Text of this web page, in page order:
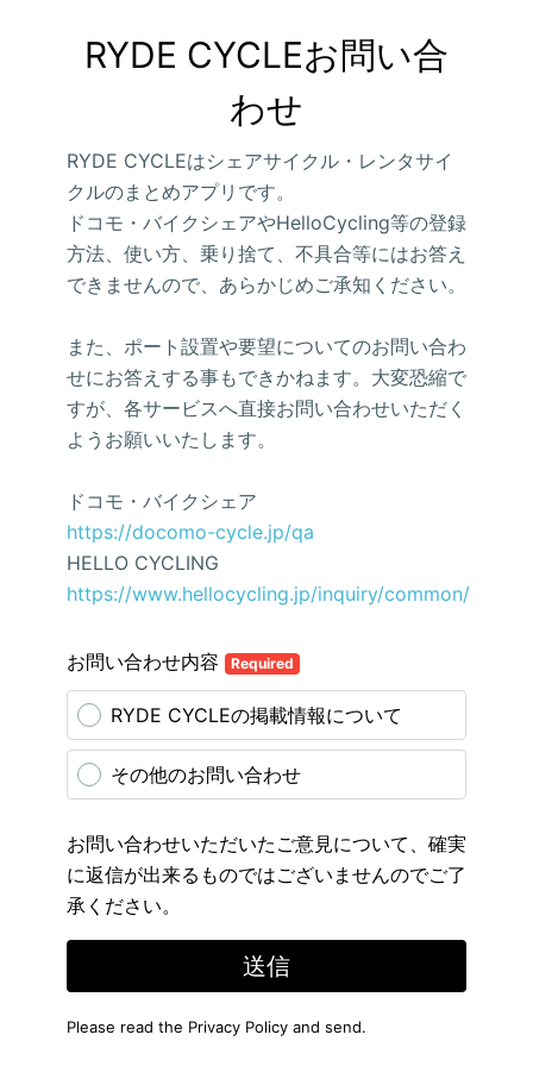
RYDE CYCLEお問い合
わせ
RYDE CYCLEはシェアサイクル・レンタサイ
クルのまとめアプリです。
ドコモ・バイクシェアやHelloCycling等の登録
方法、使い方、乗り捨て、不具合等にはお答え
できませんので、あらかじめご承知ください。
また、ポート設置や要望についてのお問い合わ
せにお答えする事もできかねます。大変恐縮で
すが、各サービスへ直接お問い合わせいただく
ようお願いいたします。
ドコモ・バイクシェア
https://docomo-cycle.jp/qa
HELLO CYCLING
https://www.hellocycling.jp/inquiry/common/
お問い合わせ内容 Required
RYDE CYCLEの掲載情報について
その他のお問い合わせ
お問い合わせいただいたご意見について、確実
に返信が出来るものではございませんのでご了
承ください。
送信
Please read the Privacy Policy and send.